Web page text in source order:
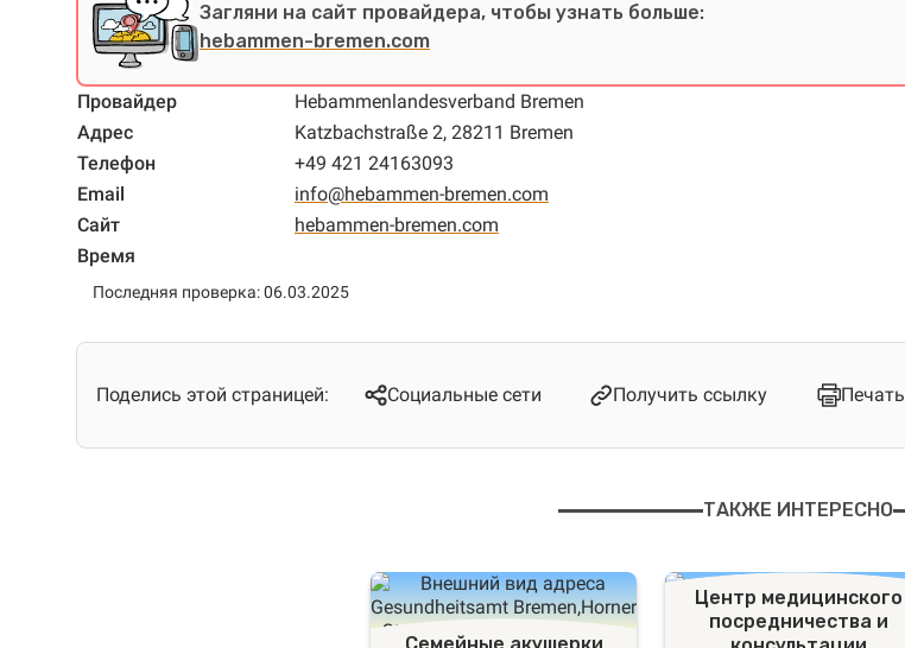
Загляни на сайт провайдера, чтобы узнать больше:
hebammen-bremen.com
Провайдер
Hebammenlandesverband Bremen
Адрес
Katzbachstraße 2, 28211 Bremen
Телефон
+49 421 24163093
Email
info@hebammen-bremen.com
Сайт
hebammen-bremen.com
Время
Последняя проверка: 06.03.2025
Поделись этой страницей: Социальные сети Получить ссылку Печать
ТАКЖЕ ИНТЕРЕСНО
Центр медицинского
посредничества и